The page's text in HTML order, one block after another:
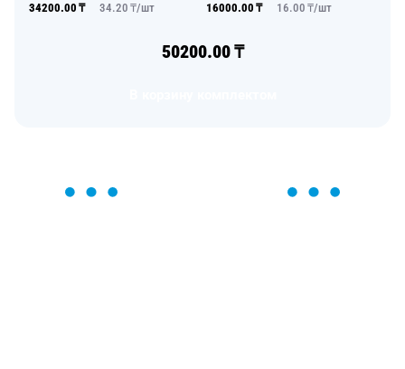
34200.00 ₸ 34.20 ₸/шт
16000.00 ₸ 16.00 ₸/шт
50200.00₸